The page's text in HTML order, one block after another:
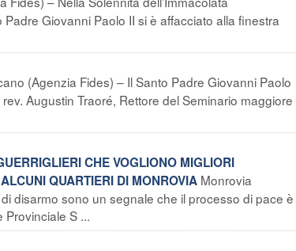
Giovanni Paolo II si è affacciato alla finestra
(Agenzia Fides) – Il Santo Padre Giovanni Paolo
Augustin Traoré, Rettore del Seminario maggiore
CHE VOGLIONO MIGLIORI
QUARTIERI DI MONROVIA Monrovia
disarmo sono un segnale che il processo di pace è
Provinciale S ...